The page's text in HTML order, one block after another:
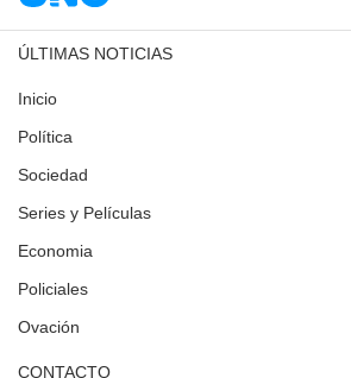
ÚLTIMAS NOTICIAS
Inicio
Política
Sociedad
Series y Películas
Economia
Policiales
Ovación
CONTACTO